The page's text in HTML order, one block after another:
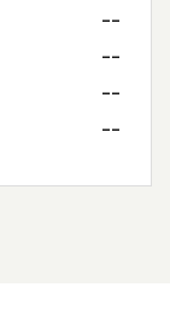
--
--
--
--